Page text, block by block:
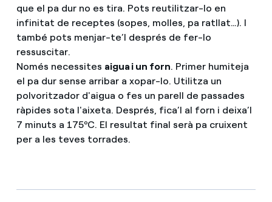
Ofertes per a autònoms i Pymes
Gestiones diverses comunitats de propietaris?
Compromís
Blog
Estafes telefòniques
que el pa dur no es tira. Pots reutilitzar-lo en
infinitat de receptes (sopes, molles, pa ratllat…). I
també pots menjar-te’l després de fer-lo
ressuscitar.
Només necessites aigua i un forn. Primer humiteja
el pa dur sense arribar a xopar-lo. Utilitza un
polvoritzador d'aigua o fes un parell de passades
ràpides sota l'aixeta. Després, fica’l al forn i deixa’l
7 minuts a 175ºC. El resultat final serà pa cruixent
per a les teves torrades.